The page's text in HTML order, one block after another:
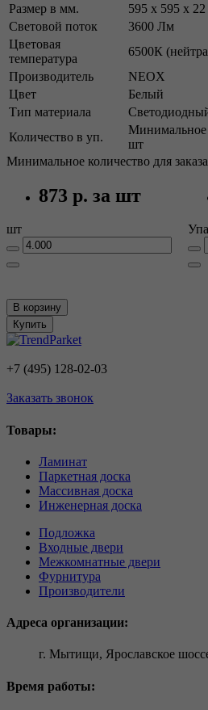
Размер в мм.
595 х 595 х 22
Световой поток
3600 Лм
Цветовая
температура
6500К
Производитель
NEOX
Цвет
Белый
Тип материала
Количество в уп.
Минимальное
шт
Минимальное количество для
873 р. за шт
шт
В корзину
Купить
+7 (495) 128-02-03
Заказать звонок
Товары:
Ламинат
Паркетная доска
Массивная доска
Инженерная доска
Подложка
Входные двери
Межкомнатные двери
Фурнитура
Производители
Адреса организации:
г. Мытищи, Ярославское
Время работы: